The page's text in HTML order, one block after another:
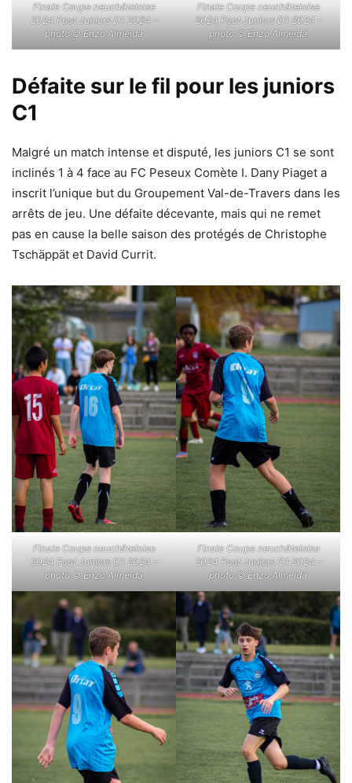
Finale Coupe neuchâteloise
2024 Foot Juniors D1 2024 –
photo © Enzo Almeida
Finale Coupe neuchâteloise
2024 Foot Juniors D1 2024 –
photo © Enzo Almeida
Défaite sur le fil pour les juniors
C1
Malgré un match intense et disputé, les juniors C1 se sont
inclinés 1 à 4 face au FC Peseux Comète I. Dany Piaget a
inscrit l’unique but du Groupement Val-de-Travers dans les
arrêts de jeu. Une défaite décevante, mais qui ne remet
pas en cause la belle saison des protégés de Christophe
Tschäppät et David Currit.
Finale Coupe neuchâteloise
2024 Foot Juniors C1 2024 –
photo © Enzo Almeida
Finale Coupe neuchâteloise
2024 Foot Juniors C1 2024 –
photo © Enzo Almeida